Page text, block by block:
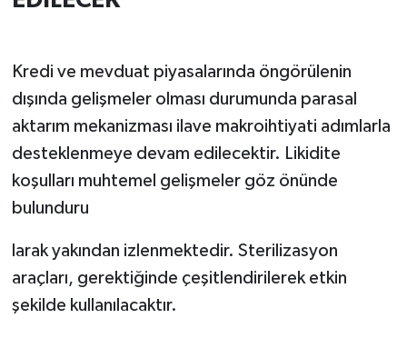
Kredi ve mevduat piyasalarında öngörülenin
dışında gelişmeler olması durumunda parasal
aktarım mekanizması ilave makroihtiyati adımlarla
desteklenmeye devam edilecektir. Likidite
koşulları muhtemel gelişmeler göz önünde
bulunduru
larak yakından izlenmektedir. Sterilizasyon
araçları, gerektiğinde çeşitlendirilerek etkin
şekilde kullanılacaktır.